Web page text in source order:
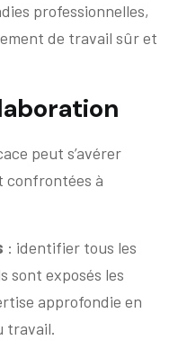
professionnelles,
de travail sûr et
peut s’avérer
confrontées à
: identifier tous les
sont exposés les
approfondie en
travail.